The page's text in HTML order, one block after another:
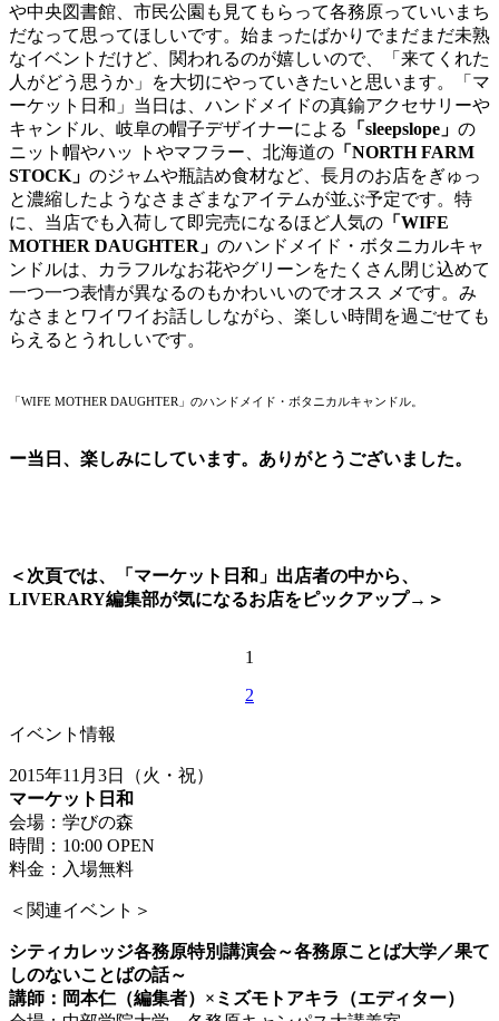
や中央図書館、市民公園も見てもらって各務原っていいまち
だなって思ってほしいです。始まったばかりでまだまだ未熟
なイベントだけど、関われるのが嬉しいので、「来てくれた
人がどう思うか」を大切にやっていきたいと思います。「マ
ーケット日和」当日は、 ハンドメイドの真鍮アクセサリーや
キャンドル、 岐阜の帽子デザイナーによる 「sleepslope」 の
ニット帽やハッ トやマフラー、北海道の 「NORTH FARM
STOCK」 のジャムや瓶詰め食材など、 長月のお店をぎゅっ
と濃縮したようなさまざまなアイテムが並ぶ予定です。特
に、当店でも入荷して即完売になるほど人気の 「WIFE
MOTHER DAUGHTER」 のハンドメイド・ボタニカルキャ
ンドルは、
カラフルなお花やグリーンをたくさん閉じ込めて
一つ一つ表情が異なるのもかわいいのでオスス メです。み
なさまとワイワイお話ししながら、 楽しい時間を過ごせても
らえるとうれしいです。
「WIFE MOTHER DAUGHTER」のハンドメイド・ボタニカルキャンドル。
ー当日、楽しみにしています。ありがとうございました。
＜次頁では、「マーケット日和」出店者の中から、
LIVERARY編集部が気になるお店をピックアップ→＞
1
2
イベント情報
2015年11月3日（火・祝）
マーケット日和
会場：学びの森
時間：10:00 OPEN
料金：入場無料
＜関連イベント＞
シティカレッジ各務原特別講演会～各務原ことば大学／果て
しのないことばの話～
講師：岡本仁（編集者）×ミズモトアキラ（エディター）